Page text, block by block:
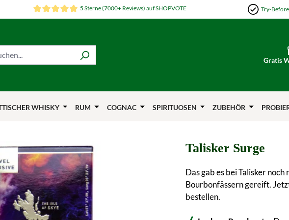
5 Sterne (7000+ Reviews) auf SHOPVOTE Try-
Gratis
WHISKY RUM COGNAC SPIRITUOSEN ZUBEHÖR
Talisker Surge
Das gab es bei Talisker
Bourbonfässern gereift.
bestellen.